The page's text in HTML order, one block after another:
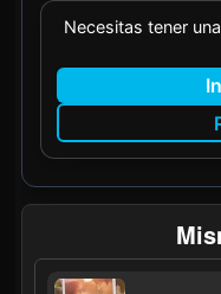
Necesitas tener